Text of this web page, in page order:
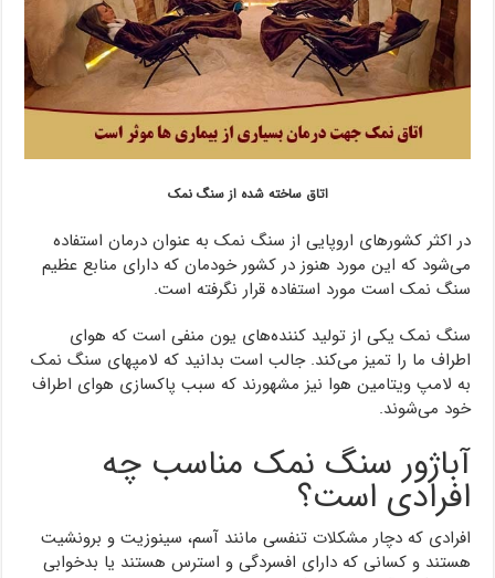
اتاق ساخته شده از سنگ نمک
در اکثر کشورهای اروپایی از سنگ نمک به عنوان درمان استفاده
می‌شود که این مورد هنوز در کشور خودمان که دارای منابع عظیم
سنگ نمک است مورد استفاده قرار نگرفته است.
سنگ نمک یکی از تولید کننده‌های یون منفی است که هوای
اطراف ما را تمیز می‌کند. جالب است بدانید که لامپهای سنگ نمک
به لامپ ویتامین هوا نیز مشهورند که سبب پاکسازی هوای اطراف
خود می‌شوند.
آباژور سنگ نمک مناسب چه
افرادی است؟
افرادی که دچار مشکلات تنفسی مانند آسم، سینوزیت و برونشیت
هستند و کسانی که دارای افسردگی و استرس هستند یا بدخوابی